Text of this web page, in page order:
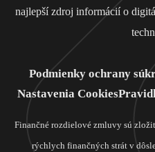
najlepší zdroj informácií o
Podmienky ochrany
Nastavenia Cookies
Finančné rozdielové zmluvy sú
rýchlych finančných strát v